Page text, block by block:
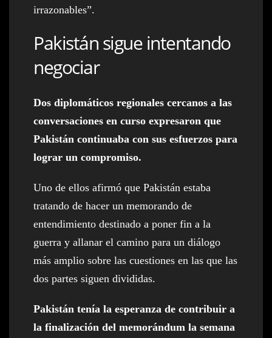
irrazonables”.
Pakistán sigue intentando
negociar
Dos diplomáticos regionales cercanos a las
conversaciones en curso expresaron que
Pakistán continuaba con sus esfuerzos para
lograr un compromiso.
Uno de ellos afirmó que Pakistán estaba
tratando de hacer un memorando de
entendimiento destinado a poner fin a la
guerra y allanar el camino para un diálogo
más amplio sobre las cuestiones en las que las
dos partes siguen divididas.
Pakistán tenía la esperanza de contribuir a
la finalización del memorándum la semana